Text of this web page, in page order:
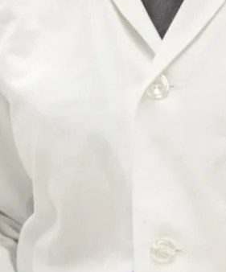
Installations
Pavillon sportif
des étudiants de Laurentian.
et le Gymnase D, chacun de la
terrain de basketball complet,
installations polyvalentes pour
activités. Idéaux pour le